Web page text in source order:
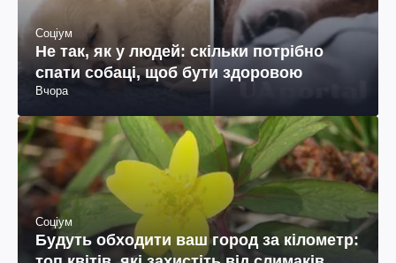
Соціум
Не так, як у людей: скільки потрібно
спати собаці, щоб бути здоровою
Вчора
Соціум
Будуть обходити ваш город за кілометр: